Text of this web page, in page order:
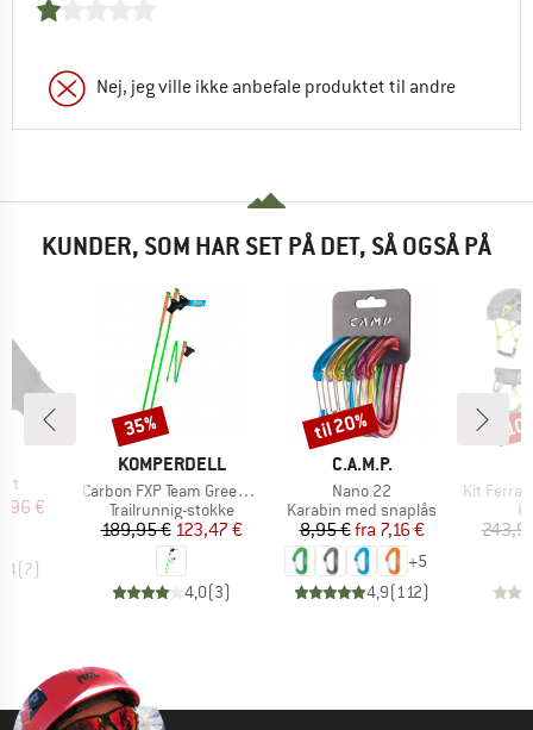
Nej, jeg ville ikke anbefale produktet til andre
KUNDER, SOM HAR SET PÅ DET, SÅ OGSÅ PÅ
pris
€
(7)
MÆRKE
KOMPERDELL
Artikel
Carbon FXP Team Green Foldable
Produktgruppe
Trailrunnig-stokke
Pris
189,95 €Nedsat pris
123,47 €
4,0(3)
Rabat
35%
MÆRKE
C.A.M.P.
Artikel
Nano 22
Produktgruppe
Karabin med snaplås
Pris
8,95 € Nedsat pris
fra 7,16 €
+5
4,9( 112)
Rabat
til 20%
Artikel
Kit Ferrata